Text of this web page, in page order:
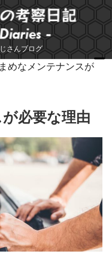
さんブログ
めなメンテナンスが
必要な理由